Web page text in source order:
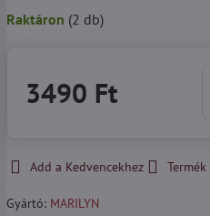
Raktáron (2 db)
3490 Ft
Add a Kedvencekhez
Gyártó: MARILYN